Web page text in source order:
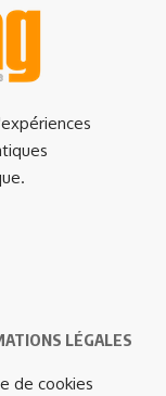
LÉGALES
de cookies